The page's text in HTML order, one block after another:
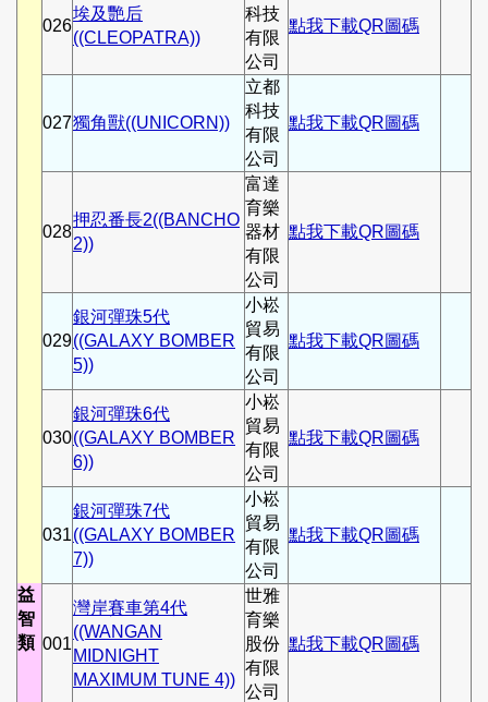
026
埃及艷后
((CLEOPATRA))
科技
有限
公司
點我下載QR圖碼
027獨角獸((UNICORN))
立都
科技
有限
公司
點我下載QR圖碼
028
押忍番長2((BANCHO
2))
富達
育樂
器材
有限
公司
點我下載QR圖碼
029
銀河彈珠5代
((GALAXY BOMBER
5))
小崧
貿易
有限
公司
點我下載QR圖碼
030
銀河彈珠6代
((GALAXY BOMBER
6))
小崧
貿易
有限
公司
點我下載QR圖碼
031
銀河彈珠7代
((GALAXY BOMBER
7))
小崧
貿易
有限
公司
點我下載QR圖碼
益
智
類 001
灣岸賽車第4代
((WANGAN
MIDNIGHT
MAXIMUM TUNE 4))
世雅
育樂
股份
有限
公司
點我下載QR圖碼